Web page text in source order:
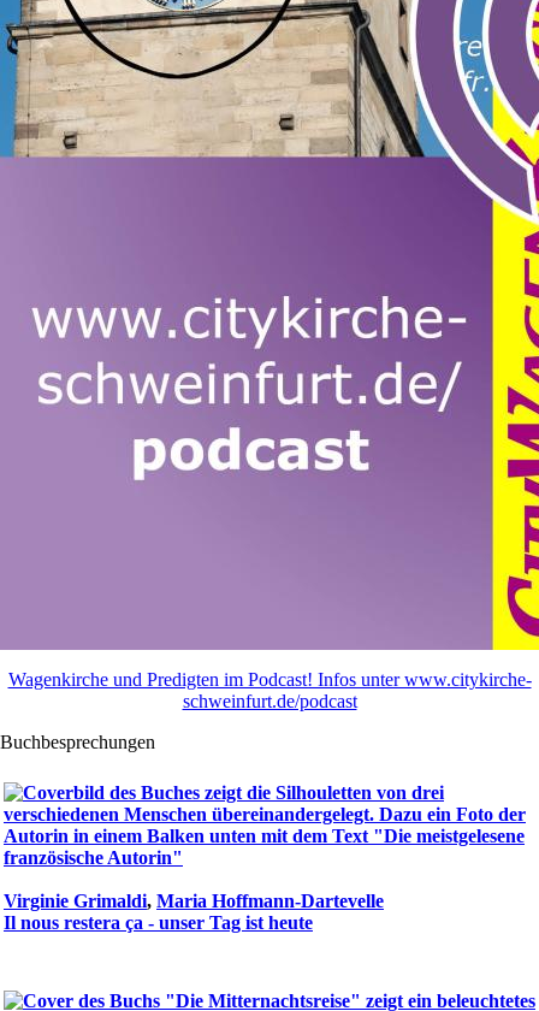
Wagenkirche und Predigten im Podcast! Infos unter www.citykirche-
schweinfurt.de/podcast
Buchbesprechungen
Virginie Grimaldi, Maria Hoffmann-Dartevelle
Il nous restera ça - unser Tag ist heute